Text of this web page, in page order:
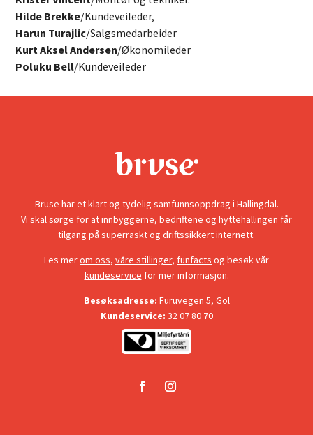
Hilde Brekke/Kundeveileder,
Harun Turajlic/Salgsmedarbeider
Kurt Aksel Andersen/Økonomileder
Poluku Bell/Kundeveileder
Bruse har et klart og tydelig samfunnsoppdrag i Hallingdal.
Vi skal sørge for at innbyggerne, bedriftene og hyttehallingen får
tilgang på superraskt og driftssikkert internett.
Les merom oss, våre stillinger, funfacts og besøk vår
kundeservice for mer informasjon.
Besøksadresse: Furuvegen 5, Gol
Kundeservice: 32 07 80 70